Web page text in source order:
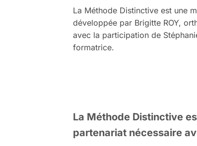
La Méthode Distinctive est une
développée par Brigitte ROY,
avec la participation de
formatrice.
La Méthode Distinctive
partenariat nécessaire